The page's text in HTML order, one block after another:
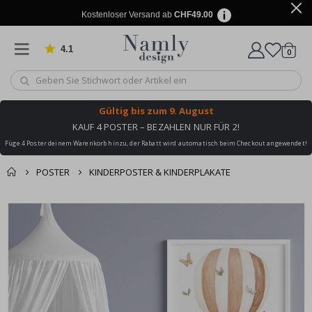
Kostenloser Versand ab CHF49.00
4.1 von 1029 Bewertungen
Wagen
0
Gültig bis zum 9. August
KAUF 4 POSTER – BEZAHLEN NUR FÜR 2!
Füge 4 Poster deinem Warenkorb hinzu, der Rabatt wird automatisch beim Checkout angewendet!
POSTER KINDERPOSTER & KINDERPLAKATE
Zusammen gekaufte
Produkte
Bildgalerie
springen